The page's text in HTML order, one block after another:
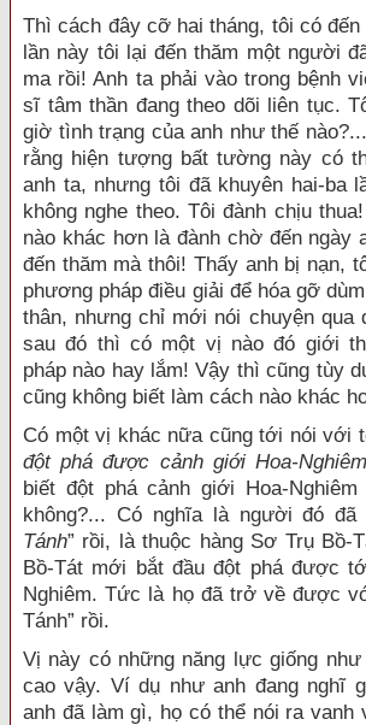
Thì cách đây cỡ hai tháng, tôi có đến
lần này tôi lại đến thăm một người
ma rồi! Anh ta phải vào trong bệnh
sĩ tâm thần đang theo dõi liên tục.
giờ tình trạng của anh như thế
rằng hiện tượng bất tường này có
anh ta, nhưng tôi đã khuyên hai-ba
không nghe theo. Tôi đành chịu
nào khác hơn là đành chờ đến ngày
đến thăm mà thôi! Thấy anh bị nạn,
phương pháp điều giải để hóa gỡ
thân, nhưng chỉ mới nói chuyện qua
sau đó thì có một vị nào đó giới
pháp nào hay lắm! Vậy thì cũng tùy
cũng không biết làm cách nào khác
Có một vị khác nữa cũng tới nói với
đột phá được cảnh giới Hoa-
biết đột phá cảnh giới Hoa-
không?... Có nghĩa là người đó đã
Tánh” rồi, là thuộc hàng Sơ Trụ Bồ-
Bồ-Tát mới bắt đầu đột phá được
Nghiêm. Tức là họ đã trở về được
Tánh” rồi.
Vị này có những năng lực giống
cao vậy. Ví dụ như anh đang nghĩ
anh đã làm gì, họ có thể nói ra vanh